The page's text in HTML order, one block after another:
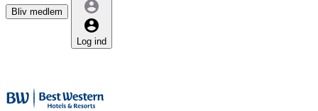
Bliv medlem
Log ind